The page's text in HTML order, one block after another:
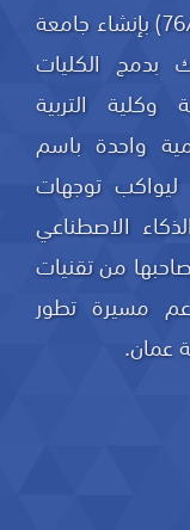
جاء المرسوم السلطاني رقم (76/2020) بإنشاء جامعة
بدمج الكليات
وكلية التربية
واحدة باسم
ليواكب توجهات
الاصطناعي
من تقنيات
مسيرة تطور
عمان.